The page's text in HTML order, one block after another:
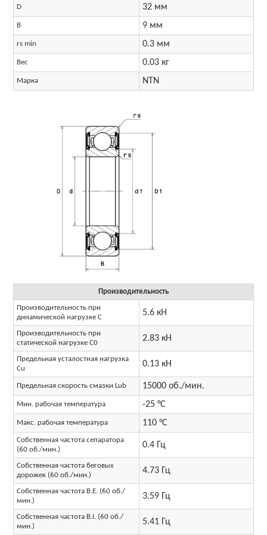
D 32 мм
B 9 мм
rs min 0.3 мм
Вес 0.03 кг
Марка NTN
Производительность
Производительность при
динамической нагрузке C
5.6 кН
Производительность при
статической нагрузке C0
2.83 кН
Предельная усталостная нагрузка
Cu
0.13 кН
Предельная скорость смазки Lub 15000 об./мин.
Мин. рабочая температура -25 °C
Макс. рабочая температура 110 °C
Собственная частота сепаратора
(60 об./мин.)
0.4 Гц
Собственная частота беговых
дорожек (60 об./мин.)
4.73 Гц
Собственная частота B.E. (60 об./
мин.)
3.59 Гц
Собственная частота B.I. (60 об./
мин.)
5.41 Гц